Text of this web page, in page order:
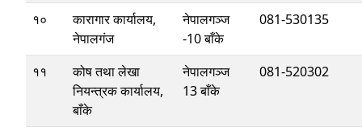
१०
कारागार कार्यालय,
नेपालगंज
नेपालगञ्ज
-10 बाँके
081-530135
११
कोष तथा लेखा
नियन्त्रक कार्यालय,
बाँके
नेपालगञ्ज
13 बाँके
081-520302